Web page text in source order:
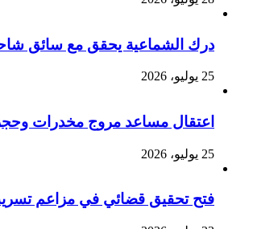
درك الشماعية يحقق مع سائق
25 يوليو، 2026
اعتقال مساعد مروج مخدرات
25 يوليو، 2026
فتح تحقيق قضائي في مزاعم